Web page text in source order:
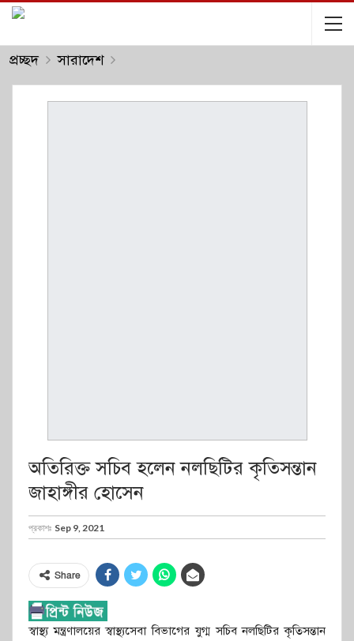
প্রচ্ছদ সারাদেশ
অতিরিক্ত সচিব হলেন নলছিটির কৃতিসন্তান
জাহাঙ্গীর হোসেন
প্রকাশঃ Sep 9, 2021
Share
স্বাস্থ্য মন্ত্রণালয়ের স্বাস্থ্যসেবা বিভাগের যুগ্ম সচিব নলছিটির কৃতিসন্তান